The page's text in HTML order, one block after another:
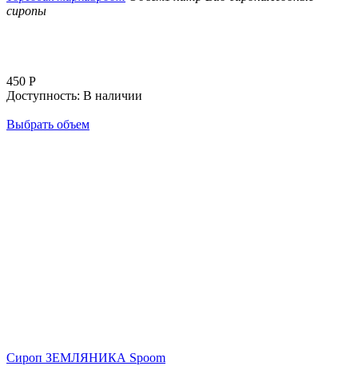
сиропы
450 Р
Доступность: В наличии
Выбрать объем
Сироп ЗЕМЛЯНИКА Spoom